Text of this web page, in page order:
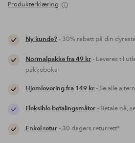
Produkterklæring
Ny kunde?- 30% rabatt på din
Normalpakke fra 49 kr- Leveres til
pakkeboks
Hjemlevering fra 149 kr- Se alle
Fleksible betalingsmåter- Betale nå,
Enkel retur- 30 dagers returrett*